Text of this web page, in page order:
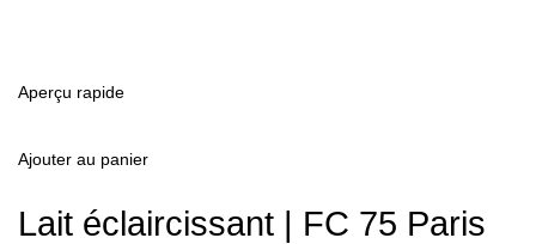
Aperçu rapide
Ajouter au panier
Lait éclaircissant | FC 75 Paris